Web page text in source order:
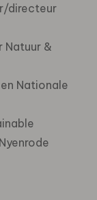
directeur
Natuur &
Nationale